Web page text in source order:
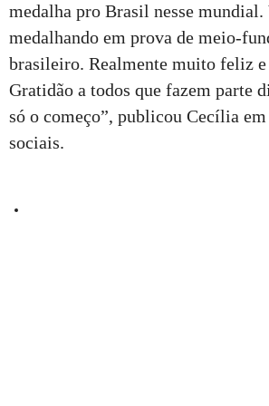
medalha pro Brasil nesse mundial.
medalhando em prova de meio-
brasileiro. Realmente muito feliz e
Gratidão a todos que fazem parte
só o começo”, publicou Cecília em
sociais.